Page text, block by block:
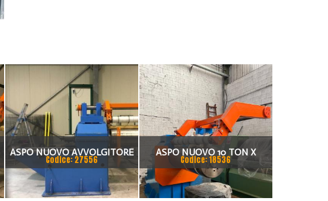
ASPO NUOVO AVVOLGITORE
PER LINEA DI TAGLIO 1250X1,5
-8T
Codice: 27556
ASPO NUOVO 10 TON X
1350MM NUOVO
AVVOLGITORE
Codice: 18536